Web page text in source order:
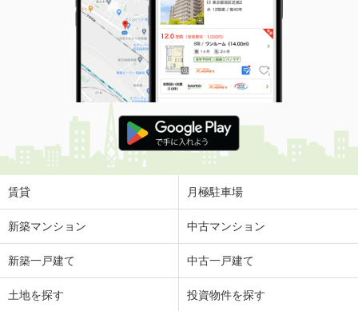
賃貸 月極駐車場
新築マンション 中古マンション
新築一戸建て 中古一戸建て
土地を探す 投資物件を探す